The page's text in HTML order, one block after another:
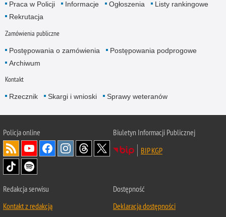
Praca w Policji Informacje Ogłoszenia
Listy rankingowe
Rekrutacja
Zamówienia publiczne
Postępowania o zamówienia
Postępowania podprogowe
Archiwum
Kontakt
Rzecznik Skargi i wnioski Sprawy weteranów
Policjaonline
Biuletyn Informacji Publicznej
BIP KGP
Redakcja serwisu
Kontakt z redakcją
Dostępność
Deklaracja dostępności